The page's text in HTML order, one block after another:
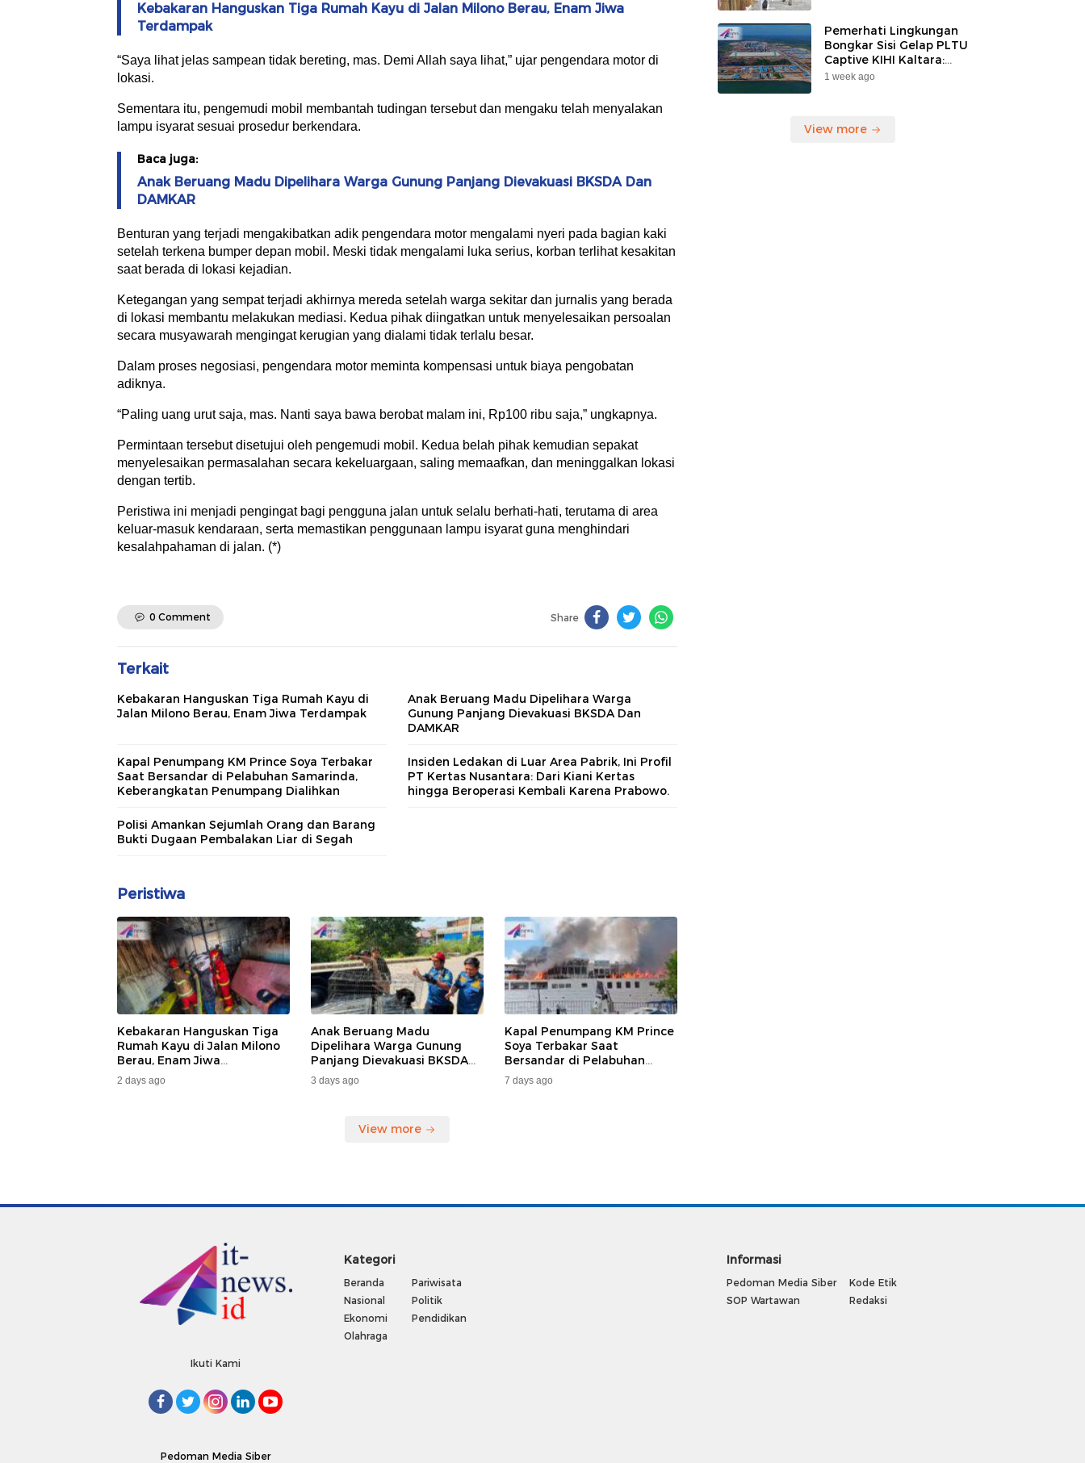
Kebakaran Hanguskan Tiga Rumah Kayu di Jalan Milono Berau, Enam Jiwa
Terdampak
“Saya lihat jelas sampean tidak bereting, mas. Demi Allah saya lihat,” ujar pengendara motor di
lokasi.
Sementara itu, pengemudi mobil membantah tudingan tersebut dan mengaku telah menyalakan
lampu isyarat sesuai prosedur berkendara.
Baca juga:
Anak Beruang Madu Dipelihara Warga Gunung Panjang Dievakuasi BKSDA Dan
DAMKAR
Benturan yang terjadi mengakibatkan adik pengendara motor mengalami nyeri pada bagian kaki
setelah terkena bumper depan mobil. Meski tidak mengalami luka serius, korban terlihat kesakitan
saat berada di lokasi kejadian.
Ketegangan yang sempat terjadi akhirnya mereda setelah warga sekitar dan jurnalis yang berada
di lokasi membantu melakukan mediasi. Kedua pihak diingatkan untuk menyelesaikan persoalan
secara musyawarah mengingat kerugian yang dialami tidak terlalu besar.
Dalam proses negosiasi, pengendara motor meminta kompensasi untuk biaya pengobatan
adiknya.
“Paling uang urut saja, mas. Nanti saya bawa berobat malam ini, Rp100 ribu saja,” ungkapnya.
Permintaan tersebut disetujui oleh pengemudi mobil. Kedua belah pihak kemudian sepakat
menyelesaikan permasalahan secara kekeluargaan, saling memaafkan, dan meninggalkan lokasi
dengan tertib.
Peristiwa ini menjadi pengingat bagi pengguna jalan untuk selalu berhati-hati, terutama di area
keluar-masuk kendaraan, serta memastikan penggunaan lampu isyarat guna menghindari
kesalahpahaman di jalan. (*)
0 Comment Share
Terkait
Kebakaran Hanguskan Tiga Rumah Kayu di
Jalan Milono Berau, Enam Jiwa Terdampak
Anak Beruang Madu Dipelihara Warga
Gunung Panjang Dievakuasi BKSDA Dan
DAMKAR
Kapal Penumpang KM Prince Soya Terbakar
Saat Bersandar di Pelabuhan Samarinda,
Keberangkatan Penumpang Dialihkan
Insiden Ledakan di Luar Area Pabrik, Ini Profil
PT Kertas Nusantara: Dari Kiani Kertas
hingga Beroperasi Kembali Karena Prabowo.
Polisi Amankan Sejumlah Orang dan Barang
Bukti Dugaan Pembalakan Liar di Segah
Peristiwa
Kebakaran Hanguskan Tiga
Rumah Kayu di Jalan Milono
Berau, Enam Jiwa
Terdampak
2 days ago
Anak Beruang Madu
Dipelihara Warga Gunung
Panjang Dievakuasi BKSDA
Dan DAMKAR
3 days ago
Kapal Penumpang KM Prince
Soya Terbakar Saat
Bersandar di Pelabuhan
Samarinda, Keberangkatan
Penumpang Dialihkan
7 days ago
View more
Pemerhati Lingkungan
Bongkar Sisi Gelap PLTU
Captive KIHI Kaltara:
“Industri Hijau Hanya
1 week ago
View more
Ikuti Kami
Pedoman Media Siber
Kategori
Beranda
Nasional
Ekonomi
Olahraga
Pariwisata
Politik
Pendidikan
Informasi
Pedoman Media Siber
SOP Wartawan
Kode Etik
Redaksi